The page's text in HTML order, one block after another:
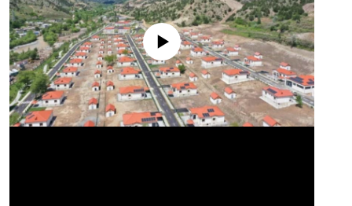
No media source currently available